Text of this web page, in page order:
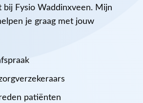
bij Fysio Waddinxveen. Mijn
je graag met jouw
patiënten